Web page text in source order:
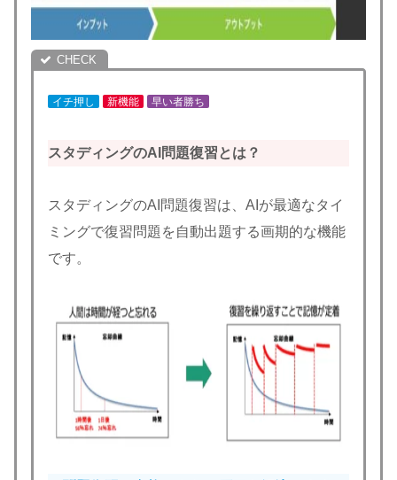
イチ押し 新機能 早い者勝ち
スタディングのAI問題復習とは？
スタディングのAI問題復習は、AIが最適なタイ
ミングで復習問題を自動出題する画期的な機能
です。